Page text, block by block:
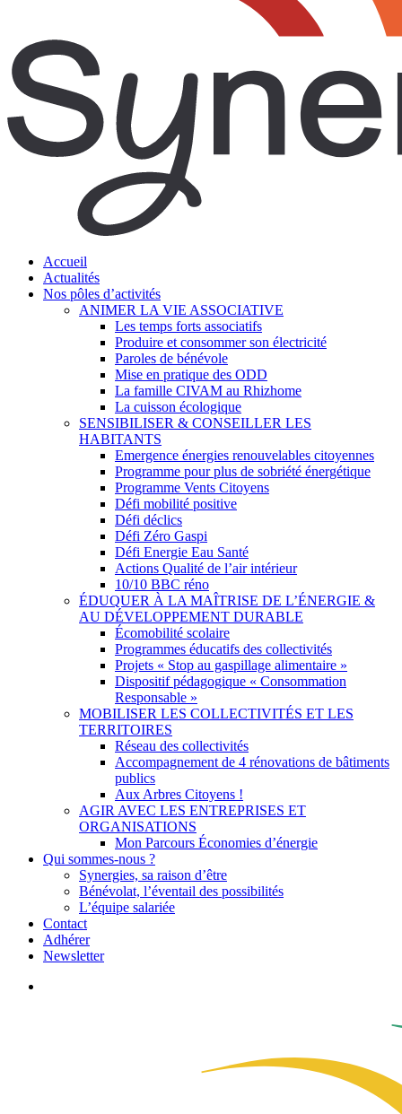
search
Menu
Accueil
Actualités
Nos pôles d’activités
ANIMER LA VIE ASSOCIATIVE
Les temps forts associatifs
Produire et consommer son électricité
Paroles de bénévole
Mise en pratique des ODD
La famille CIVAM au Rhizhome
La cuisson écologique
SENSIBILISER & CONSEILLER LES
HABITANTS
Emergence énergies renouvelables citoyennes
Programme pour plus de sobriété énergétique
Programme Vents Citoyens
Défi mobilité positive
Défi déclics
Défi Zéro Gaspi
Défi Energie Eau Santé
Actions Qualité de l’air intérieur
10/10 BBC réno
ÉDUQUER À LA MAÎTRISE DE L’ÉNERGIE &
AU DÉVELOPPEMENT DURABLE
Écomobilité scolaire
Programmes éducatifs des collectivités
Projets « Stop au gaspillage alimentaire »
Dispositif pédagogique « Consommation
Responsable »
MOBILISER LES COLLECTIVITÉS ET LES
TERRITOIRES
Réseau des collectivités
Accompagnement de 4 rénovations de bâtiments
publics
Aux Arbres Citoyens !
AGIR AVEC LES ENTREPRISES ET
ORGANISATIONS
Mon Parcours Économies d’énergie
Qui sommes-nous ?
Synergies, sa raison d’être
Bénévolat, l’éventail des possibilités
L’équipe salariée
Contact
Adhérer
Newsletter